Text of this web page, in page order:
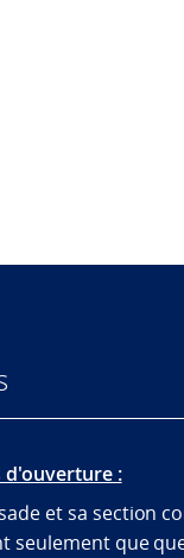
d'ouverture :
et sa section
seulement que